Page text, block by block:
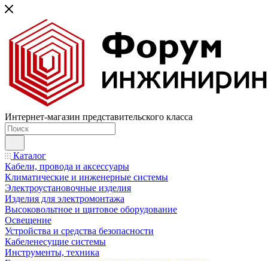
Интернет-магазин представительского класса
Каталог
Кабели, провода и аксессуары
Климатические и инженерные системы
Электроустановочные изделия
Изделия для электромонтажа
Высоковольтное и щитовое оборудование
Освещение
Устройства и средства безопасности
Кабеленесущие системы
Инструменты, техника